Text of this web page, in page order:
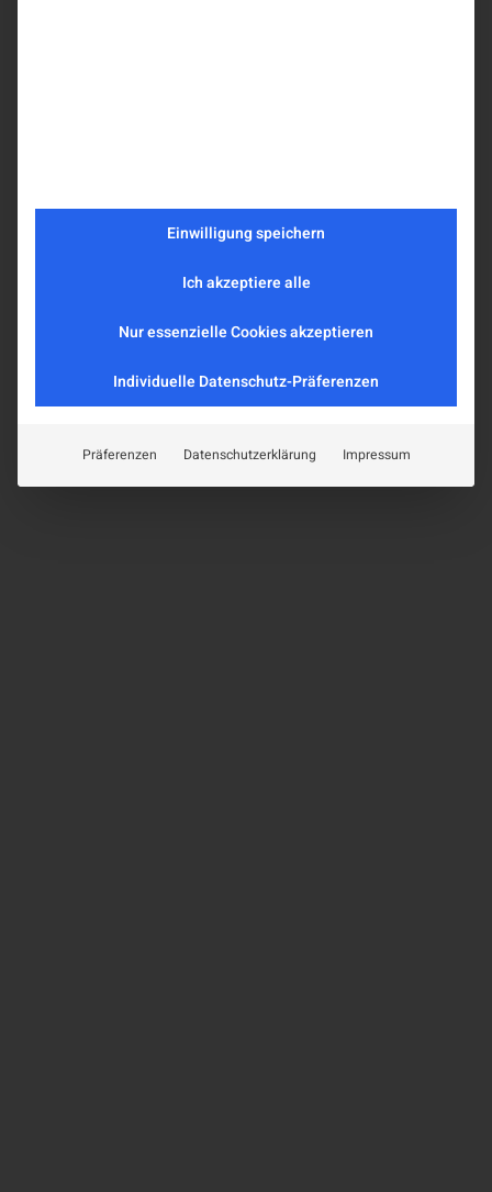
Einwilligung speichern
Ich akzeptiere alle
Nur essenzielle Cookies akzeptieren
Individuelle Datenschutz-Präferenzen
Präferenzen Datenschutzerklärung Impressum